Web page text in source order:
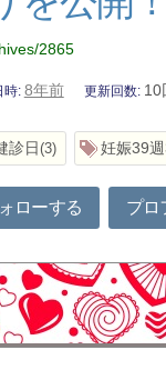
2865
時 8年前 更新回数 10
診日 3 妊娠39
ローする プロ